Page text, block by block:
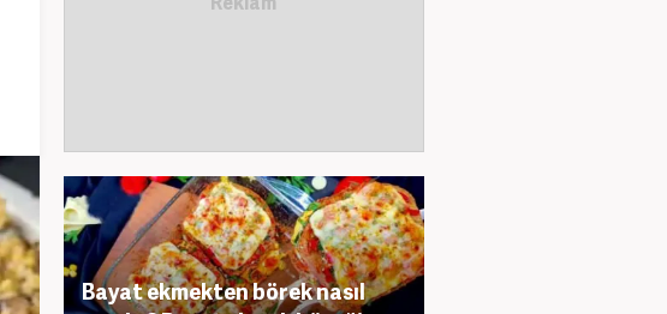
Bayat ekmekten börek nasıl